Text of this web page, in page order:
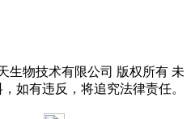
生物技术有限公司 版权所有 未
如有违反，将追究法律责任。